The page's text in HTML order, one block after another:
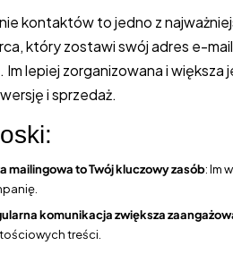
kontaktów to jedno z
który zostawi swój adres e-
lepiej zorganizowana i większa
i sprzedaż.
mailingowa to Twój kluczowy zasób: Im
komunikacja zwiększa
treści.